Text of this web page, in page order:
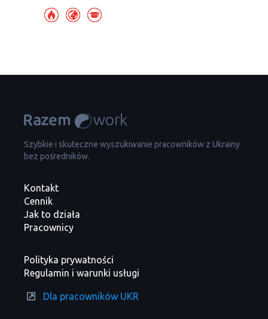
Szybkie i skuteczne wyszukiwanie pracowników z Ukrainy
bez pośredników.
Kontakt
Cennik
Jak to działa
Pracownicy
Polityka prywatności
Regulamin i warunki usługi
Dla pracowników UKR